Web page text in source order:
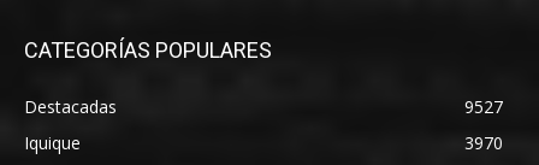
CATEGORÍAS POPULARES
Destacadas
9527
Iquique
3970